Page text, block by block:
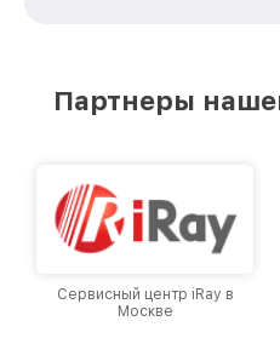
лучшим сервисным
Партнеры
Сервисный центр iRay в
Москве